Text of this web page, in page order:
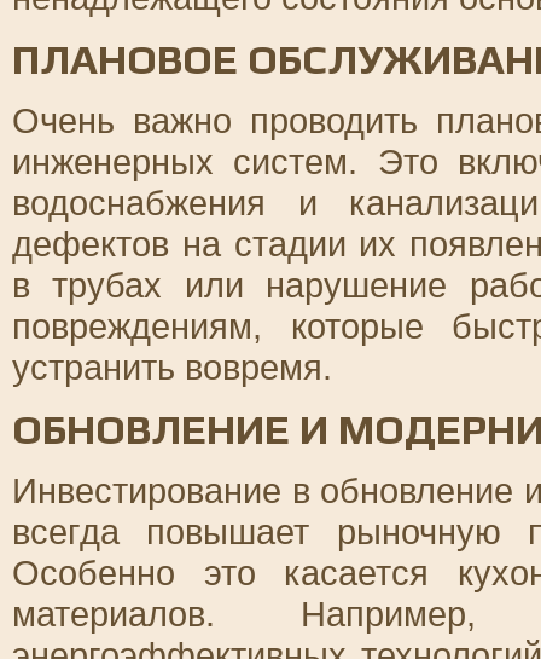
ПЛАНОВОЕ
Очень важно проводить
инженерных систем. Это
водоснабжения и
дефектов на стадии их
в трубах или нарушение
повреждениям, которые
устранить вовремя.
ОБНОВЛЕНИЕ И
Инвестирование в
всегда повышает рыночную
Особенно это касается
материалов. Например,